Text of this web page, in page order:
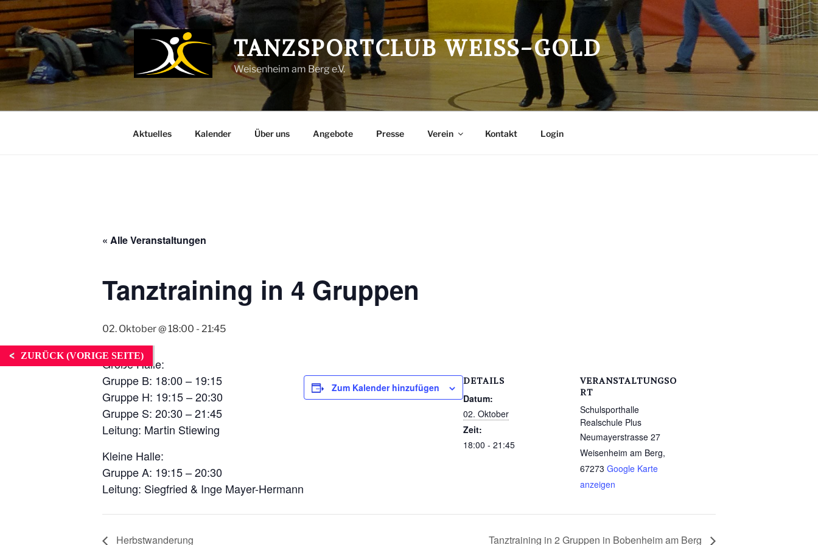
Zum
Inhalt
springen
TANZSPORTCLUB WEISS-GOLD
Weisenheim am Berg e.V.
Aktuelles Kalender Über uns Angebote Presse Verein Kontakt Login
« Alle Veranstaltungen
Tanztraining in 4 Gruppen
02. Oktober @ 18:00 - 21:45
Große Halle:
Gruppe B: 18:00 – 19:15
Gruppe H: 19:15 – 20:30
Gruppe S: 20:30 – 21:45
Leitung: Martin Stiewing
Kleine Halle:
Gruppe A: 19:15 – 20:30
Leitung: Siegfried & Inge Mayer-Hermann
Zum Kalender hinzufügen
DETAILS
Datum:
02. Oktober
Zeit:
18:00 - 21:45
VERANSTALTUNGSO
RT
Schulsporthalle
Realschule Plus
Neumayerstrasse 27
Weisenheim am Berg,
67273 Google Karte
anzeigen
Herbstwanderung Tanztraining in 2 Gruppen in Bobenheim am Berg
ZURÜCK (VORIGE SEITE)